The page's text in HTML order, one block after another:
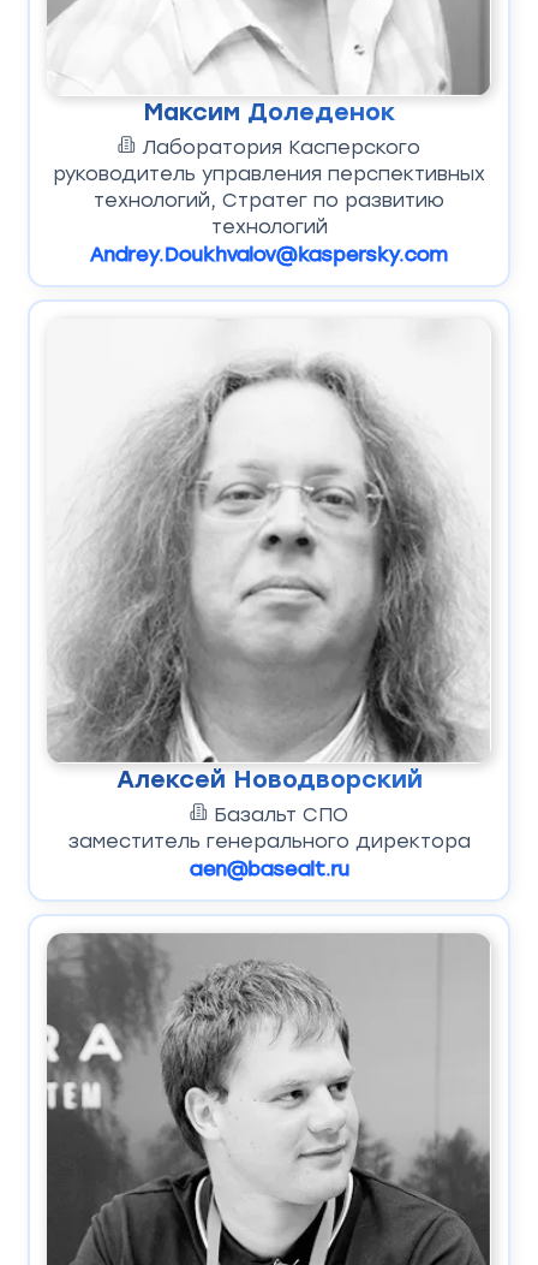
Максим Доледенок
Лаборатория Касперского
руководитель управления перспективных
технологий, Стратег по развитию
технологий
Andrey.Doukhvalov@kaspersky.com
Алексей Новодворский
Базальт СПО
заместитель генерального директора
aen@basealt.ru